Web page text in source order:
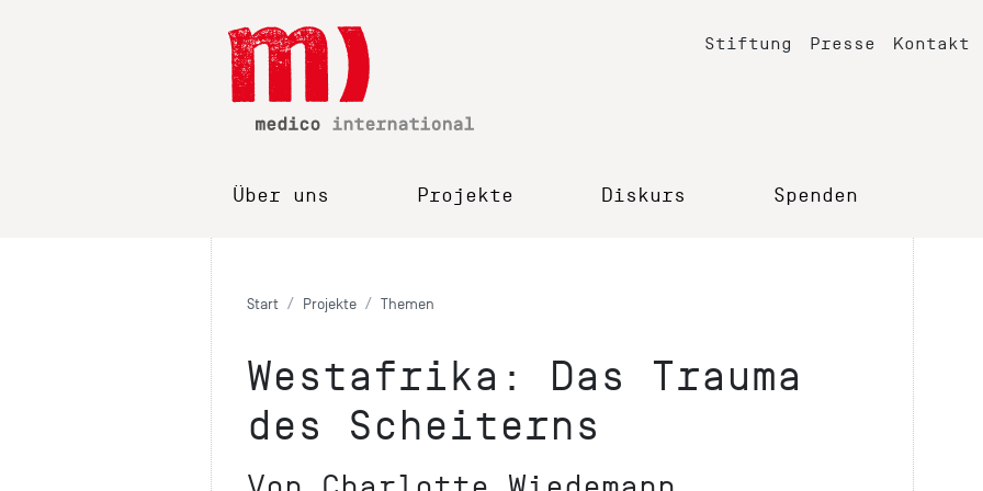
Stiftung Presse Kontakt
Über uns Projekte Diskurs Spenden
Start Projekte Themen
Westafrika: Das Trauma
des Scheiterns